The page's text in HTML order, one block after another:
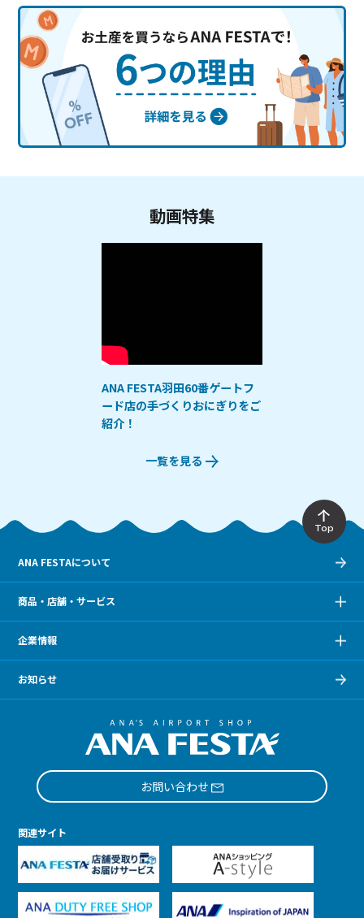
動画特集
ANA FESTA羽田60番ゲートフ
ード店の手づくりおにぎりをご
紹介！
一覧を見る
Top
ANA FESTAについて
商品・店舗・サービス
企業情報
お知らせ
お問い合わせ
関連サイト